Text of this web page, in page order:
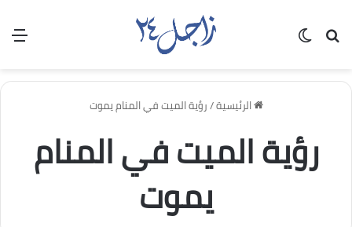
بحث عن
الرئيسية/رؤية الميت في المنام يموت
رؤية الميت في المنام
يموت